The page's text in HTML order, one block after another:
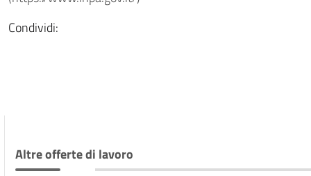
Condividi:
Altre offerte di lavoro